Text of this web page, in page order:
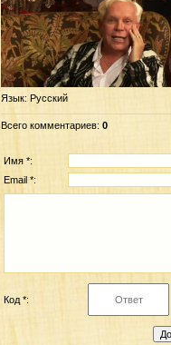
Язык: Русский
Всего комментариев: 0
Имя *:
Email *:
Код *: